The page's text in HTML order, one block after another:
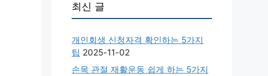
최신 글
개인회생 신청자격 확인하는 5가지
팁 2025-11-02
손목 관절 재활운동 쉽게 하는 5가지